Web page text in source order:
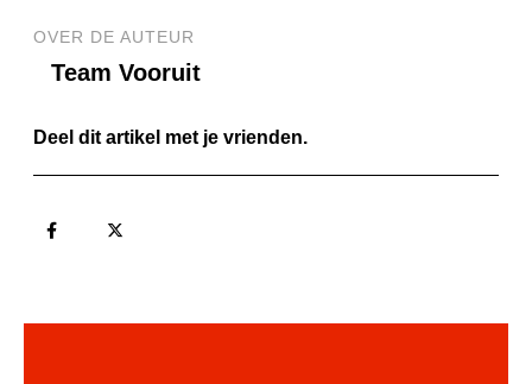
OVER DE AUTEUR
Team Vooruit
Deel dit artikel met je vrienden.